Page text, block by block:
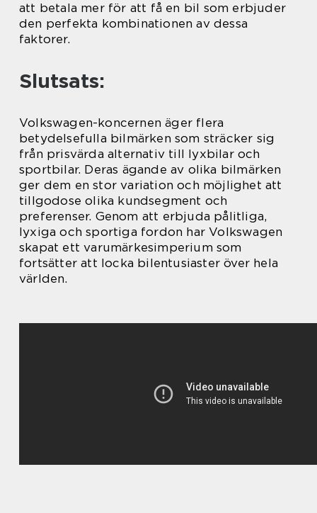
att betala mer för att få en bil som erbjuder
den perfekta kombinationen av dessa
faktorer.
Slutsats:
Volkswagen-koncernen äger flera
betydelsefulla bilmärken som sträcker sig
från prisvärda alternativ till lyxbilar och
sportbilar. Deras ägande av olika bilmärken
ger dem en stor variation och möjlighet att
tillgodose olika kundsegment och
preferenser. Genom att erbjuda pålitliga,
lyxiga och sportiga fordon har Volkswagen
skapat ett varumärkesimperium som
fortsätter att locka bilentusiaster över hela
världen.